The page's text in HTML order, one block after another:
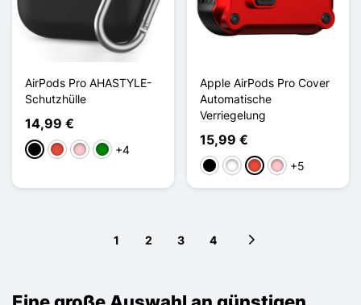
AirPods Pro AHASTYLE-
Schutzhülle
14,99 €
Schwarz
Rot PinkGrün+4
Apple AirPods Pro Cover
Automatische
Verriegelung
15,99 €
Schwarz
WeißRot Pink+5
1 2 3 4